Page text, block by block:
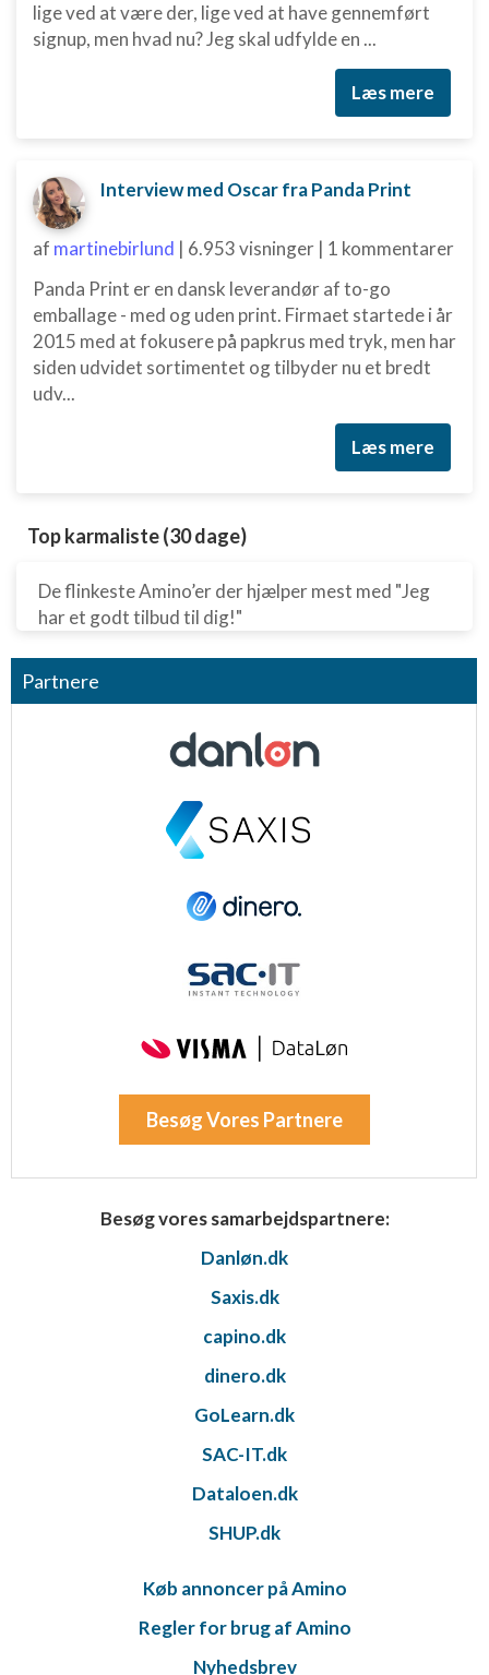
lige ved at være der, lige ved at have gennemført
signup, men hvad nu? Jeg skal udfylde en ...
Læs mere
Interview med Oscar fra Panda Print
af martinebirlund | 6.953 visninger | 1 kommentarer
Panda Print er en dansk leverandør af to-go
emballage - med og uden print. Firmaet startede i år
2015 med at fokusere på papkrus med tryk, men har
siden udvidet sortimentet og tilbyder nu et bredt
udv...
Læs mere
Top karmaliste (30 dage)
De flinkeste Amino’er der hjælper mest med "Jeg
har et godt tilbud til dig!"
Partnere
Besøg Vores Partnere
Besøg vores samarbejdspartnere:
Danløn.dk
Saxis.dk
capino.dk
dinero.dk
GoLearn.dk
SAC-IT.dk
Dataloen.dk
SHUP.dk
Køb annoncer på Amino
Regler for brug af Amino
Nyhedsbrev